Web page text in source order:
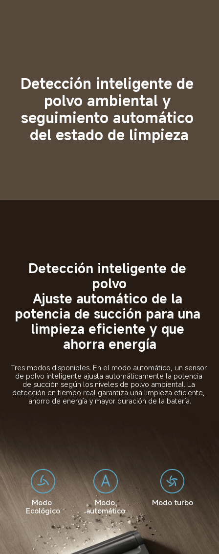
Detección inteligente de
polvo ambiental y
seguimiento automático
del estado de limpieza
Detección inteligente de
polvo
Ajuste automático de la
potencia de succión para una
limpieza eficiente y que
ahorra energía
Tres modos disponibles. En el modo automático, un sensor
de polvo inteligente ajusta automáticamente la potencia
de succión según los niveles de polvo ambiental. La
detección en tiempo real garantiza una limpieza eficiente,
ahorro de energía y mayor duración de la batería.
Modo
Ecológico
Modo
automático
Modo turbo